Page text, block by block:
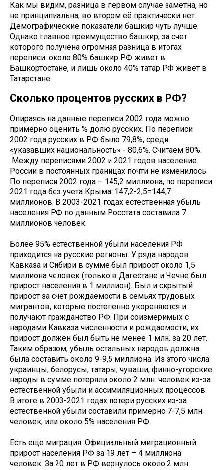
Как мы видим, разница в первом случае заметна, но
не принципиальна, во втором её практически нет.
Демографические показатели башкир чуть лучше.
Однако главное преимущество башкир, за счет
которого получена огромная разница в итогах
переписи: около 80% башкир РФ живет в
Башкортостане, и лишь около 40% татар РФ живет в
Татарстане.
Сколько процентов русских в РФ?
Опираясь на данные переписи 2002 года можно
примерно оценить % долю русских. По переписи
2002 года русских в РФ было 79,8%, среди
«указавших национальность» - 80,6%. Считаем 80%.
Между переписями 2002 и 2021 годов население
России в постоянных границах почти не изменилось.
По переписи 2002 года – 145,2 миллиона, по переписи
2021 года без учета Крыма: 147,2-2,5=144,7
миллионов. В 2003-2021 годах естественная убыль
населения РФ по данным Росстата составила 7
миллионов человек.
Более 95% естественной убыли населения РФ
приходится на русские регионы. У ряда народов
Кавказа и Сибири в сумме был прирост около 1,5
миллиона человек (только в Дагестане и Чечне был
прирост населения в 1 миллион). Был и скрытый
прирост за счет рождаемости в семьях трудовых
мигрантов, которые постепенно укореняются и
получают гражданство РФ. При соизмеримых с
народами Кавказа численности и рождаемости, их
прирост должен был быть не менее 1 млн. за 20 лет.
Таким образом, убыль остальных народов должна
была составить около 9-9,5 миллиона. Из этого числа
украинцы, белорусы, татары, чуваши, финно-угорские
народы в сумме потеряли около 2 млн. человек из-за
естественной убыли и ассимиляционных процессов.
В итоге в 2003-2021 годах потери русских из-за
естественной убыли составили примерно 7-7,5 млн.
человек, или около 5% населения РФ.
Есть еще миграция. Официальный миграционный
прирост населения РФ за 19 лет – 4 миллиона
человек. За 20 лет в РФ вернулось около 2 млн.